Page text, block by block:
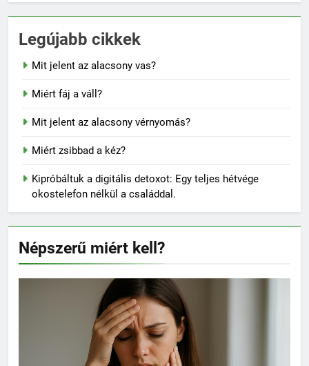
Legújabb cikkek
Mit jelent az alacsony vas?
Miért fáj a váll?
Mit jelent az alacsony vérnyomás?
Miért zsibbad a kéz?
Kipróbáltuk a digitális detoxot: Egy teljes hétvége
okostelefon nélkül a családdal.
Népszerű miért kell?